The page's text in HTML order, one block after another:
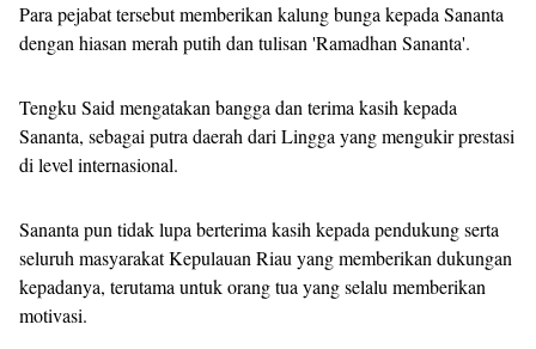
Para pejabat tersebut memberikan kalung bunga kepada Sananta
dengan hiasan merah putih dan tulisan 'Ramadhan Sananta'.
Tengku Said mengatakan bangga dan terima kasih kepada
Sananta, sebagai putra daerah dari Lingga yang mengukir prestasi
di level internasional.
Sananta pun tidak lupa berterima kasih kepada pendukung serta
seluruh masyarakat Kepulauan Riau yang memberikan dukungan
kepadanya, terutama untuk orang tua yang selalu memberikan
motivasi.